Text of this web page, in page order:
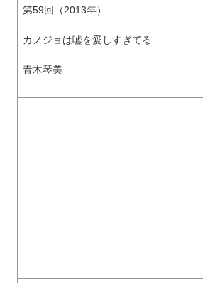
第59回（2013年）
カノジョは嘘を愛しすぎてる
青木琴美